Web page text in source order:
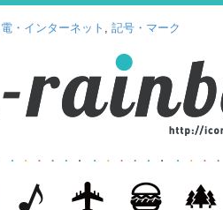
・インターネット , 記号・マーク